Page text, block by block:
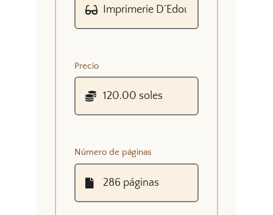
Precio
Número de páginas